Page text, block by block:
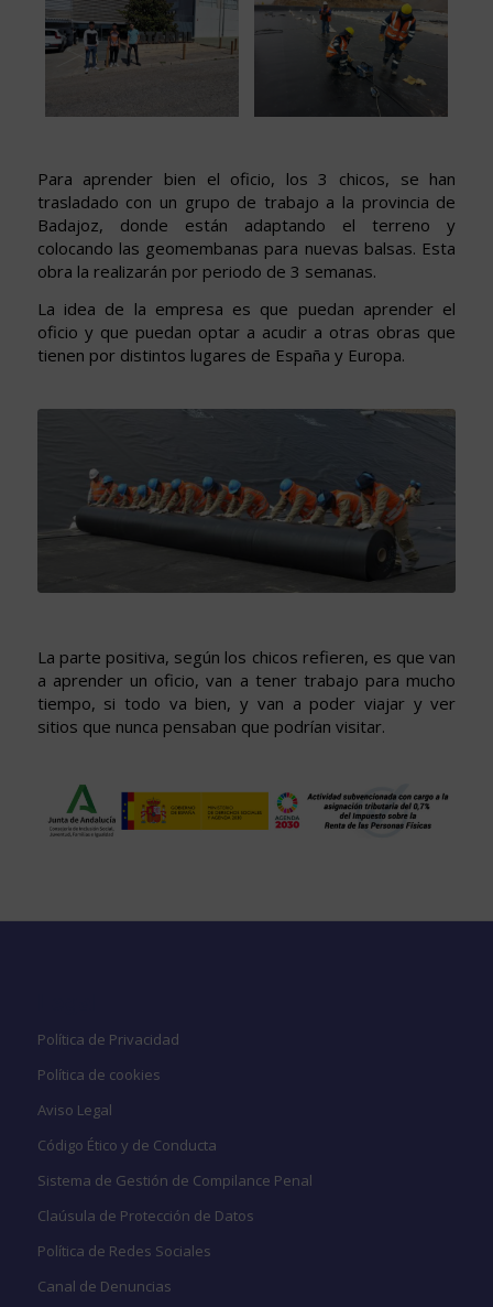
Para aprender bien el oficio, los 3 chicos, se han
trasladado con un grupo de trabajo a la provincia de
Badajoz, donde están adaptando el terreno y
colocando las geomembanas para nuevas balsas. Esta
obra la realizarán por periodo de 3 semanas.
La idea de la empresa es que puedan aprender el
oficio y que puedan optar a acudir a otras obras que
tienen por distintos lugares de España y Europa.
La parte positiva, según los chicos refieren, es que van
a aprender un oficio, van a tener trabajo para mucho
tiempo, si todo va bien, y van a poder viajar y ver
sitios que nunca pensaban que podrían visitar.
Política de Privacidad
Política de cookies
Aviso Legal
Código Ético y de Conducta
Sistema de Gestión de Compilance Penal
Claúsula de Protección de Datos
Política de Redes Sociales
Canal de Denuncias